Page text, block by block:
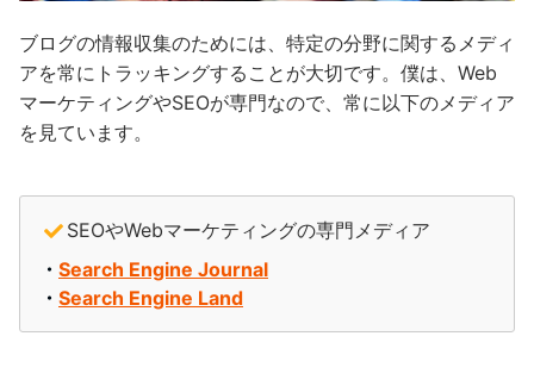
ブログの情報収集のためには、特定の分野に関するメディ
アを常にトラッキングすることが大切です。僕は、Web
マーケティングやSEOが専門なので、常に以下のメディア
を見ています。
SEOやWebマーケティングの専門メディア
・ Search Engine Journal
・ Search Engine Land